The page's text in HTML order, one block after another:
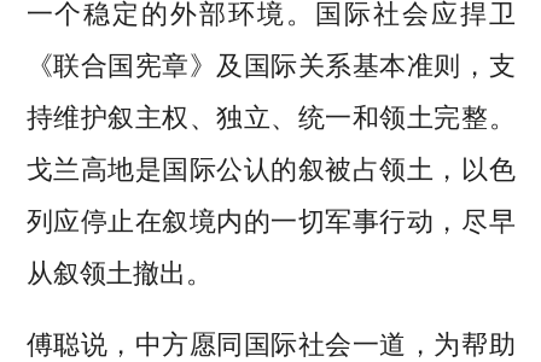
一个稳定的外部环境。国际社会应捍卫
《联合国宪章》及国际关系基本准则，支
持维护叙主权、独立、统一和领土完整。
戈兰高地是国际公认的叙被占领土，以色
列应停止在叙境内的一切军事行动，尽早
从叙领土撤出。
傅聪说，中方愿同国际社会一道，为帮助